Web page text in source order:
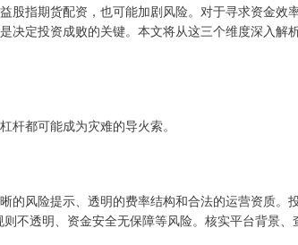
股指期货配资，也可能加剧风险。对于寻求资金效
决定投资成败的关键。本文将从这三个维度深入解
杆都可能成为灾难的导火索。
的风险提示、透明的费率结构和合法的运营资质。
不透明、资金安全无保障等风险。核实平台背景